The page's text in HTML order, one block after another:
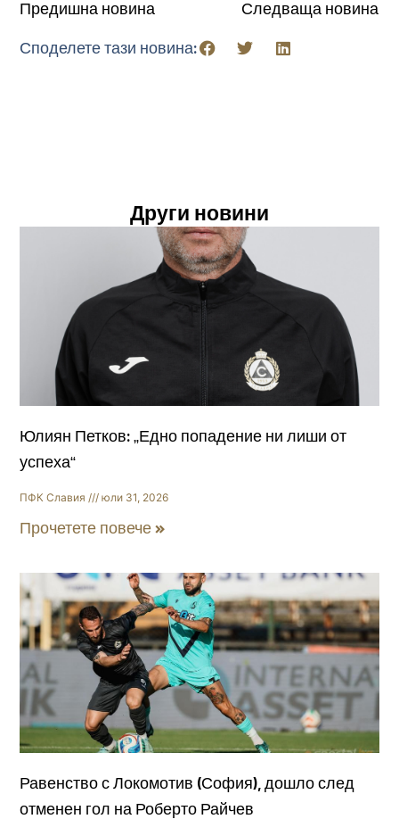
Предишна новина Следваща новина
Споделете тази новина:
Други новини
Юлиян Петков: „Едно попадение ни лиши от
успеха“
ПФК Славия юли 31, 2026
Прочетете повече »
Равенство с Локомотив (София), дошло след
отменен гол на Роберто Райчев